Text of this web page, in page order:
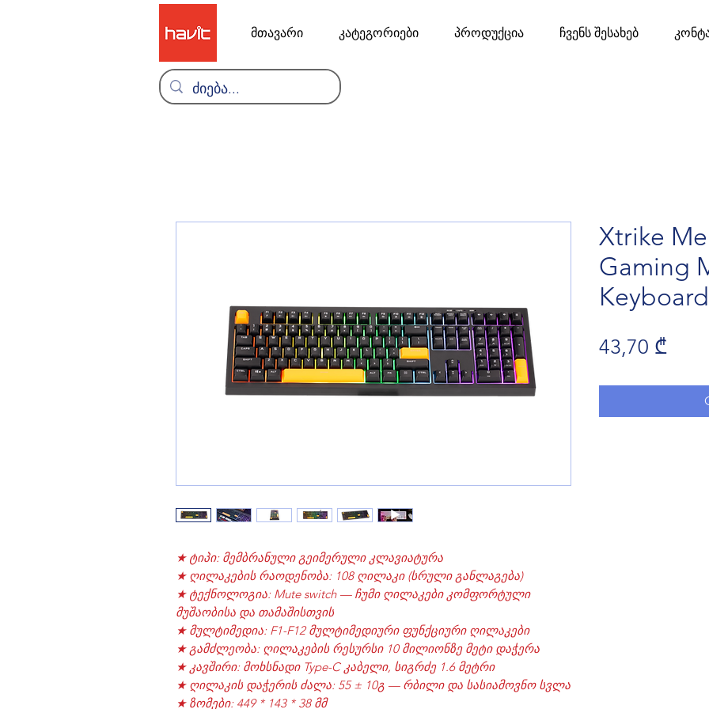
მთავარი კატეგორიები პროდუქცია ჩვენს შესახებ
★ ტიპი: მემბრანული გეიმერული კლავიატურა
★ ღილაკების რაოდენობა: 108 ღილაკი (სრული განლაგება)
★ ტექნოლოგია: Mute switch — ჩუმი ღილაკები კომფორტული
მუშაობისა და თამაშისთვის
★ მულტიმედია: F1-F12 მულტიმედიური ფუნქციური ღილაკები
★ გამძლეობა: ღილაკების რესურსი 10 მილიონზე მეტი დაჭერა
★ კავშირი: მოხსნადი Type-C კაბელი, სიგრძე 1.6 მეტრი
★ ღილაკის დაჭერის ძალა: 55 ± 10გ — რბილი და სასიამოვნო სვლა
★ ზომები: 449 * 143 * 38 მმ
Xtrike
Gaming
Keyboard
43,70 ₾Price